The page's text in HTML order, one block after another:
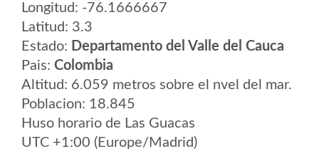
Longitud: -76.1666667
Latitud: 3.3
Estado: Departamento del Valle del Cauca
Pais: Colombia
Altitud: 6.059 metros sobre el nvel del mar.
Poblacion: 18.845
Huso horario de Las Guacas
UTC +1:00 (Europe/Madrid)